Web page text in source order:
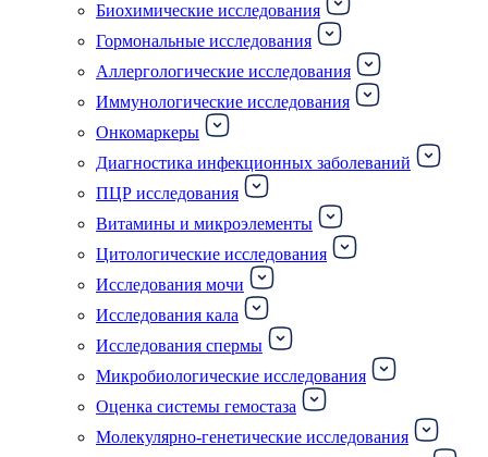
Биохимические исследования
Гормональные исследования
Аллергологические исследования
Иммунологические исследования
Онкомаркеры
Диагностика инфекционных заболеваний
ПЦР исследования
Витамины и микроэлементы
Цитологические исследования
Исследования мочи
Исследования кала
Исследования спермы
Микробиологические исследования
Оценка системы гемостаза
Молекулярно-генетические исследования